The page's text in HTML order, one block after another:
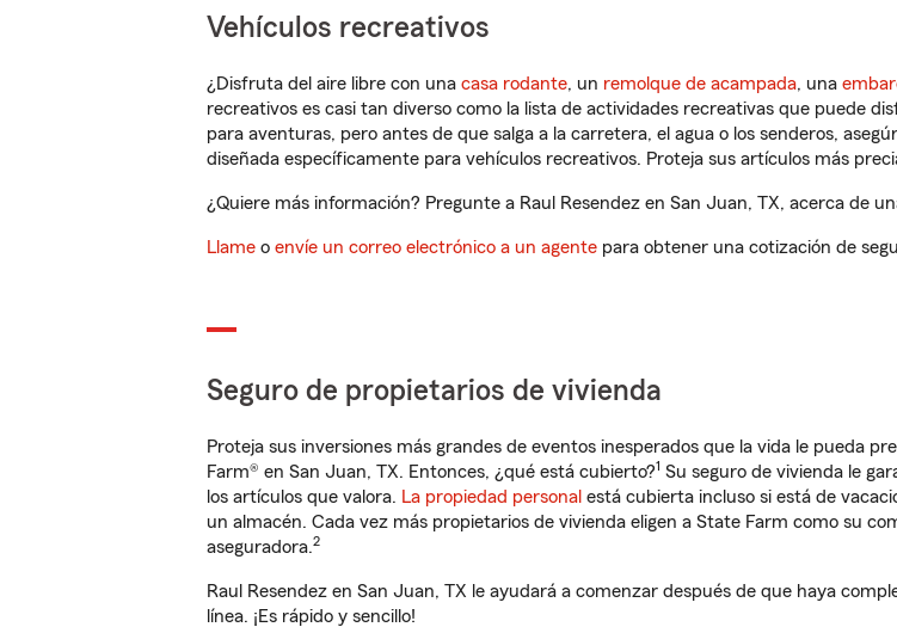
Vehículos recreativos
¿Disfruta del aire libre con una casa rodante, un remolque de acampada, una
recreativos es casi tan diverso como la lista de actividades recreativas que puede
para aventuras, pero antes de que salga a la carretera, el agua o los senderos,
diseñada específicamente para vehículos recreativos. Proteja sus artículos más
¿Quiere más información? Pregunte a Raul Resendez en San Juan, TX, acerca de
Llame o envíe un correo electrónico a un agente para obtener una cotización de
Seguro de propietarios de vivienda
Proteja sus inversiones más grandes de eventos inesperados que la vida le pueda
Farm® en San Juan, TX. Entonces, ¿qué está cubierto?1 Su seguro de vivienda le
los artículos que valora. La propiedad personal está cubierta incluso si está de
un almacén. Cada vez más propietarios de vivienda eligen a State Farm como su
aseguradora.2
Raul Resendez en San Juan, TX le ayudará a comenzar después de que haya
línea. ¡Es rápido y sencillo!